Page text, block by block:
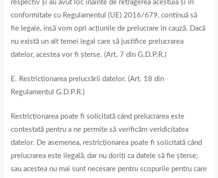
respectiv și au avut loc înainte de retragerea acestuia și în
conformitate cu Regulamentul (UE) 2016/679, continuă să
fie legale, însă vom opri acțiunile de prelucrare în cauză. Dacă
nu există un alt temei legal care să justifice prelucrarea
datelor, acestea vor fi șterse. (Art. 7 din G.D.P.R.)
E. Restricționarea prelucrării datelor. (Art. 18 din
Regulamentul G.D.P.R.)
Restricționarea poate fi solicitată când prelucrarea este
contestată pentru a ne permite să verificăm veridicitatea
datelor. De asemenea, restricționarea poate fi solicitată când
prelucrarea este ilegală, dar nu doriți ca datele să fie șterse;
sau acestea nu mai sunt necesare pentru scopurile pentru care